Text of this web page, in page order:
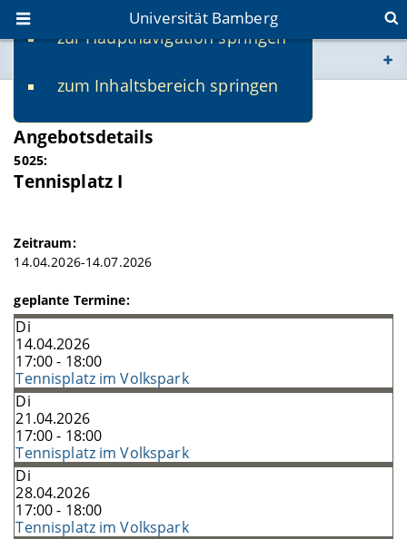
zur Hauptnavigation springen
zum Inhaltsbereich springen
Universität Bamberg
www.uni-bamberg.de
univis.uni-bamberg.de
SS 2026
Angebotsdetails
5025:
Tennisplatz I
Zeitraum:
14.04.2026-14.07.2026
geplante Termine:
Di
14.04.2026
17:00 - 18:00
Tennisplatz im Volkspark
Di
21.04.2026
17:00 - 18:00
Tennisplatz im Volkspark
Di
28.04.2026
17:00 - 18:00
Tennisplatz im Volkspark